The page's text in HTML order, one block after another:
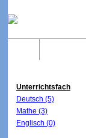
Unterrichtsfach
Deutsch (5)
Mathe (3)
Englisch (0)